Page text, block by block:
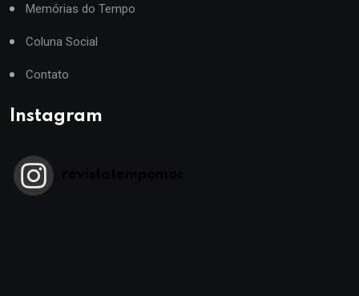
Memórias do Tempo
Coluna Social
Contato
Instagram